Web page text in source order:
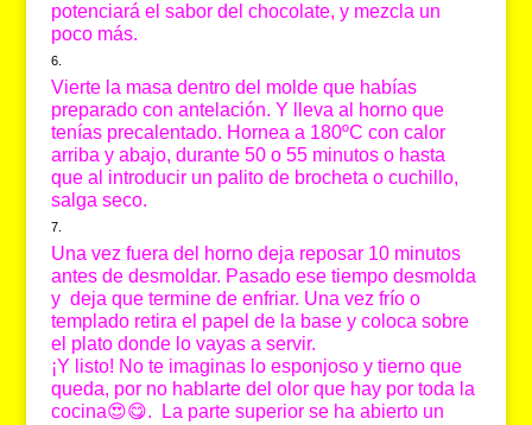
potenciará el sabor del chocolate, y mezcla un
poco más.
Vierte la masa dentro del molde que habías
preparado con antelación. Y lleva al horno que
tenías precalentado. Hornea a 180ºC con calor
arriba y abajo, durante 50 o 55 minutos o hasta
que al introducir un palito de brocheta o cuchillo,
salga seco.
Una vez fuera del horno deja reposar 10 minutos
antes de desmoldar. Pasado ese tiempo desmolda
y deja que termine de enfriar. Una vez frío o
templado retira el papel de la base y coloca sobre
el plato donde lo vayas a servir.
¡Y listo! No te imaginas lo esponjoso y tierno que
queda, por no hablarte del olor que hay por toda la
cocina😍😋. La parte superior se ha abierto un